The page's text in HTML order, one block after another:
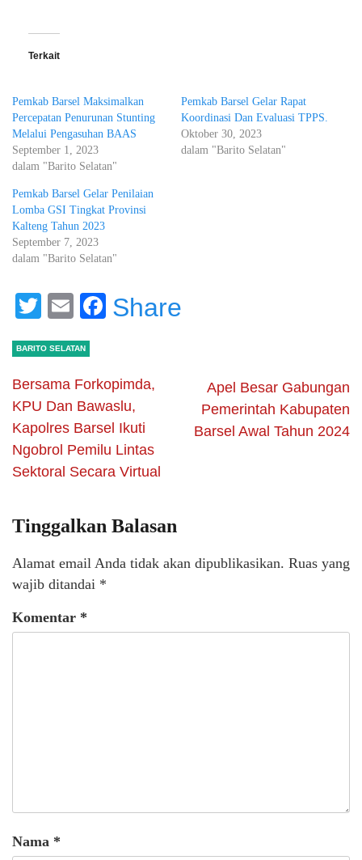
Terkait
Pemkab Barsel Maksimalkan
Percepatan Penurunan Stunting
Melalui Pengasuhan BAAS
September 1, 2023
dalam "Barito Selatan"
Pemkab Barsel Gelar Rapat
Koordinasi Dan Evaluasi TPPS.
Oktober 30, 2023
dalam "Barito Selatan"
Pemkab Barsel Gelar Penilaian
Lomba GSI Tingkat Provinsi
Kalteng Tahun 2023
September 7, 2023
dalam "Barito Selatan"
Twitter
EmailFacebook
Share
BARITO SELATAN
Bersama Forkopimda,
KPU Dan Bawaslu,
Kapolres Barsel Ikuti
Ngobrol Pemilu Lintas
Sektoral Secara Virtual
Apel Besar Gabungan
Pemerintah Kabupaten
Barsel Awal Tahun 2024
Tinggalkan Balasan
Alamat email Anda tidak akan dipublikasikan. Ruas yang
wajib ditandai *
Komentar *
Nama *